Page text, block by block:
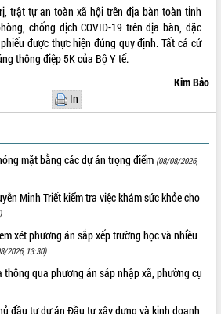
năm
phí
kỳ
Việt
trật tự an toàn xã hội trên địa bàn toàn tỉnh
chống dịch COVID-19 trên địa bàn, đặc
được thực hiện đúng quy định. Tất cả cử
thông điệp 5K của Bộ Y tế.
Kim Bảo
In
mặt bằng các dự án trọng điểm (08/08/2026,
Minh Triết kiểm tra việc khám sức khỏe cho
xét phương án sắp xếp trường học và nhiều
2026, 13:30)
thông qua phương án sáp nhập xã, phường cụ
đầu tư dự án Đầu tư xây dựng và kinh doanh